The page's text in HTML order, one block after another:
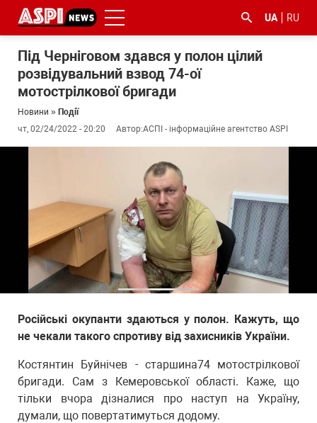
UA RU
Під Черніговом здався у полон цілий
розвідувальний взвод 74-ої
мотострілкової бригади
Новини » Події
чт, 02/24/2022 - 20:20
Автор:АСПІ - інформаційне агентство ASPI
Російські окупанти здаються у полон. Кажуть, що
не чекали такого спротиву від захисників України.
Костянтин Буйнічев - старшина74 мотострілкової
бригади. Сам з Кемеровської області. Каже, що
тільки вчора дізналися про наступ на Україну,
думали, що повертатимуться додому.
#Київ